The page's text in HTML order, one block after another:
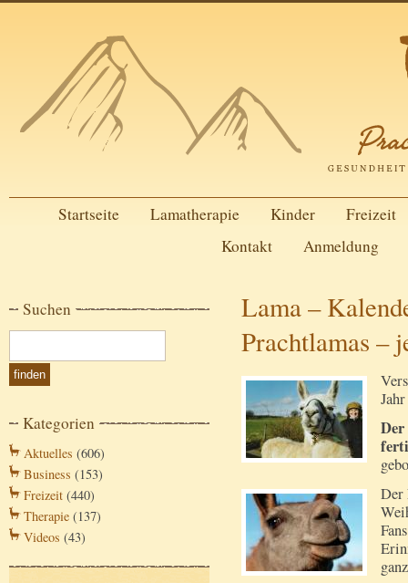
Startseite Lamatherapie Kinder
Freizeit
Kontakt
Anmeldung
Suchen
Kategorien
Aktuelles (606)
Business (153)
Freizeit (440)
Therapie (137)
Videos (43)
Lama –
Prachtlamas –
Der